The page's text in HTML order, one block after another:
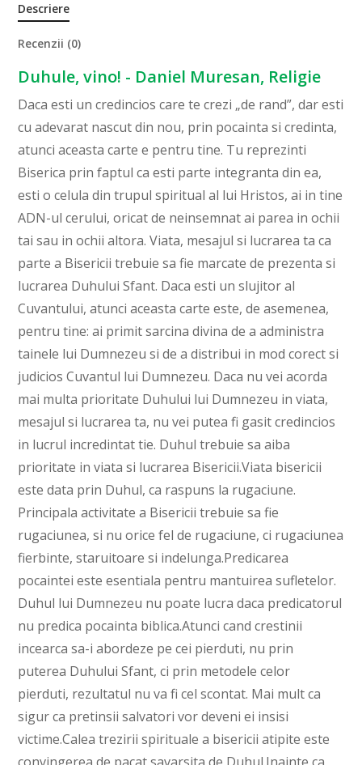
Descriere
Recenzii (0)
Duhule, vino! - Daniel Muresan, Religie
Daca esti un credincios care te crezi „de rand”, dar esti
cu adevarat nascut din nou, prin pocainta si credinta,
atunci aceasta carte e pentru tine. Tu reprezinti
Biserica prin faptul ca esti parte integranta din ea,
esti o celula din trupul spiritual al lui Hristos, ai in tine
ADN-ul cerului, oricat de neinsemnat ai parea in ochii
tai sau in ochii altora. Viata, mesajul si lucrarea ta ca
parte a Bisericii trebuie sa fie marcate de prezenta si
lucrarea Duhului Sfant. Daca esti un slujitor al
Cuvantului, atunci aceasta carte este, de asemenea,
pentru tine: ai primit sarcina divina de a administra
tainele lui Dumnezeu si de a distribui in mod corect si
judicios Cuvantul lui Dumnezeu. Daca nu vei acorda
mai multa prioritate Duhului lui Dumnezeu in viata,
mesajul si lucrarea ta, nu vei putea fi gasit credincios
in lucrul incredintat tie. Duhul trebuie sa aiba
prioritate in viata si lucrarea Bisericii.Viata bisericii
este data prin Duhul, ca raspuns la rugaciune.
Principala activitate a Bisericii trebuie sa fie
rugaciunea, si nu orice fel de rugaciune, ci rugaciunea
fierbinte, staruitoare si indelunga.Predicarea
pocaintei este esentiala pentru mantuirea sufletelor.
Duhul lui Dumnezeu nu poate lucra daca predicatorul
nu predica pocainta biblica.Atunci cand crestinii
incearca sa-i abordeze pe cei pierduti, nu prin
puterea Duhului Sfant, ci prin metodele celor
pierduti, rezultatul nu va fi cel scontat. Mai mult ca
sigur ca pretinsii salvatori vor deveni ei insisi
victime.Calea trezirii spirituale a bisericii atipite este